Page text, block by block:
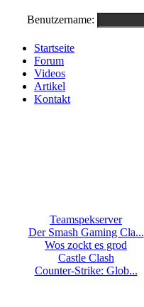
Benutzername:
Startseite
Forum
Videos
Artikel
Kontakt
Teamspekserver
Der Smash Gaming Cla...
Wos zockt es grod
Castle Clash
Counter-Strike: Glob...